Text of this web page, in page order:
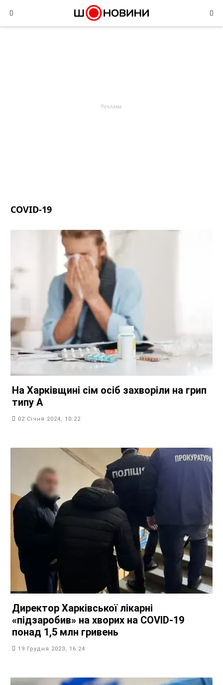
content
COVID-19
На Харківщині сім осіб захворіли на грип
типу А
02 Січня 2024, 10:22
Директор Харківської лікарні
«підзаробив» на хворих на COVID-19
понад 1,5 млн гривень
19 Грудня 2023, 16:24